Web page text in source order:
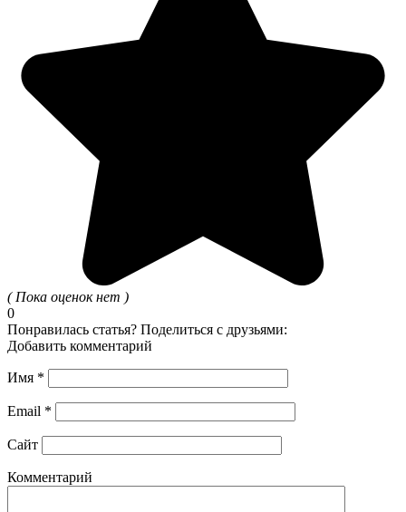
( Пока оценок нет )
0
Понравилась статья? Поделиться с друзьями:
Добавить комментарий
Имя *
Email *
Сайт
Комментарий